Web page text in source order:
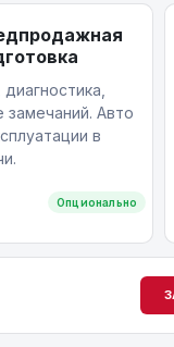
Опционально
замечаний. Авто
в